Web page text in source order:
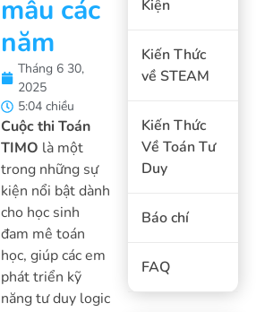
mẫu các
năm
Tháng 6 30,
2025
5:04 chiều
Cuộc thi Toán
TIMO là một
trong những sự
kiện nổi bật dành
cho học sinh
đam mê toán
học, giúp các em
phát triển kỹ
năng tư duy logic
Báo chí
FAQ
Kiến Thức
về STEAM
Kiến Thức
Về Toán Tư
Duy
Kiện